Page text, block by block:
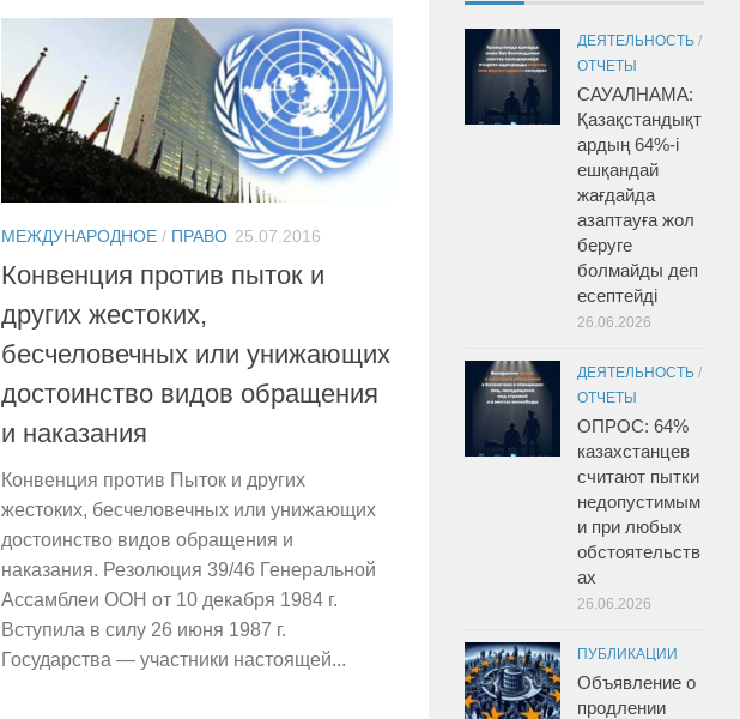
МЕЖДУНАРОДНОЕ / ПРАВО 25.07.2016
Конвенция против пыток и
других жестоких,
бесчеловечных или унижающих
достоинство видов обращения
и наказания
Конвенция против Пыток и других
жестоких, бесчеловечных или унижающих
достоинство видов обращения и
наказания. Резолюция 39/46 Генеральной
Ассамблеи ООН от 10 декабря 1984 г.
Вступила в силу 26 июня 1987 г.
Государства — участники настоящей...
ДЕЯТЕЛЬНОСТЬ /
ОТЧЕТЫ
САУАЛНАМА:
Қазақстандықт
ардың 64%-і
ешқандай
жағдайда
азаптауға жол
беруге
болмайды деп
есептейді
26.06.2026
ДЕЯТЕЛЬНОСТЬ /
ОТЧЕТЫ
ОПРОС: 64%
казахстанцев
считают пытки
недопустимым
и при любых
обстоятельств
ах
26.06.2026
ПУБЛИКАЦИИ
Объявление о
продлении